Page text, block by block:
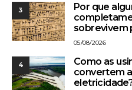
3
Por que
sobrevivem
05/08/2026
4
Como as
convertem